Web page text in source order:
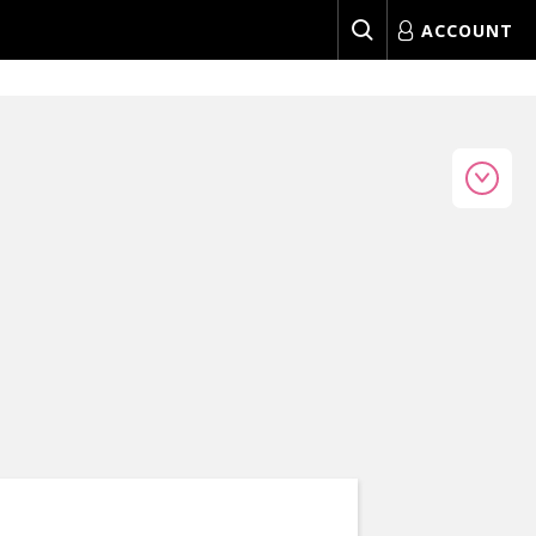
ACCOUNT